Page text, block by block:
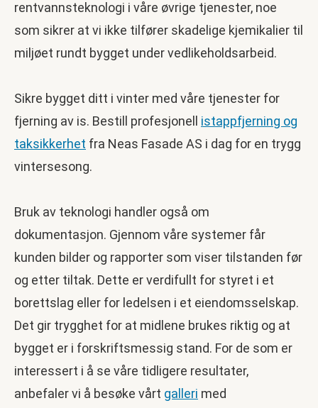
rentvannsteknologi i våre øvrige tjenester, noe
som sikrer at vi ikke tilfører skadelige kjemikalier til
miljøet rundt bygget under vedlikeholdsarbeid.
Sikre bygget ditt i vinter med våre tjenester for
fjerning av is. Bestill profesjonell istappfjerning og
taksikkerhet fra Neas Fasade AS i dag for en trygg
vintersesong.
Bruk av teknologi handler også om
dokumentasjon. Gjennom våre systemer får
kunden bilder og rapporter som viser tilstanden før
og etter tiltak. Dette er verdifullt for styret i et
borettslag eller for ledelsen i et eiendomsselskap.
Det gir trygghet for at midlene brukes riktig og at
bygget er i forskriftsmessig stand. For de som er
interessert i å se våre tidligere resultater,
anbefaler vi å besøke vårt galleri med